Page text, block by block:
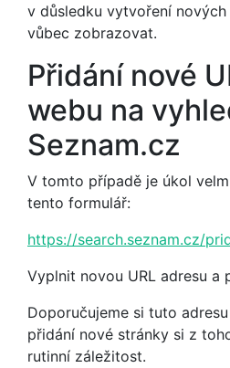
v důsledku vytvoření
vůbec zobrazovat.
Přidání nové
webu na
Seznam.cz
V tomto případě je úkol
tento formulář:
https://search.seznam.cz/
Vyplnit novou URL adresu a
Doporučujeme si tuto
přidání nové stránky si z
rutinní záležitost.